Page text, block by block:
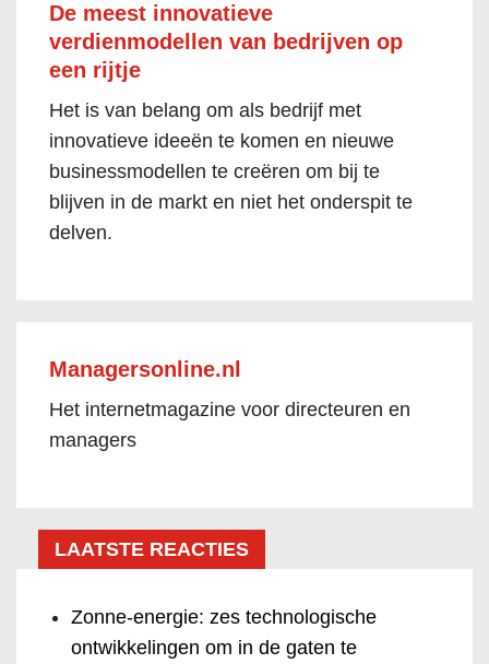
De meest innovatieve
verdienmodellen van bedrijven op
een rijtje
Het is van belang om als bedrijf met
innovatieve ideeën te komen en nieuwe
businessmodellen te creëren om bij te
blijven in de markt en niet het onderspit te
delven.
Managersonline.nl
Het internetmagazine voor directeuren en
managers
LAATSTE REACTIES
Zonne-energie: zes technologische
ontwikkelingen om in de gaten te